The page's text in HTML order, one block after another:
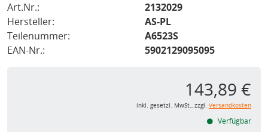
Art.Nr.:
2132029
Hersteller:
AS-PL
Teilenummer:
A6523S
EAN-Nr.:
5902129095095
143,89 €
inkl. gesetzl. MwSt., zzgl. Versandkosten
Verfügbar